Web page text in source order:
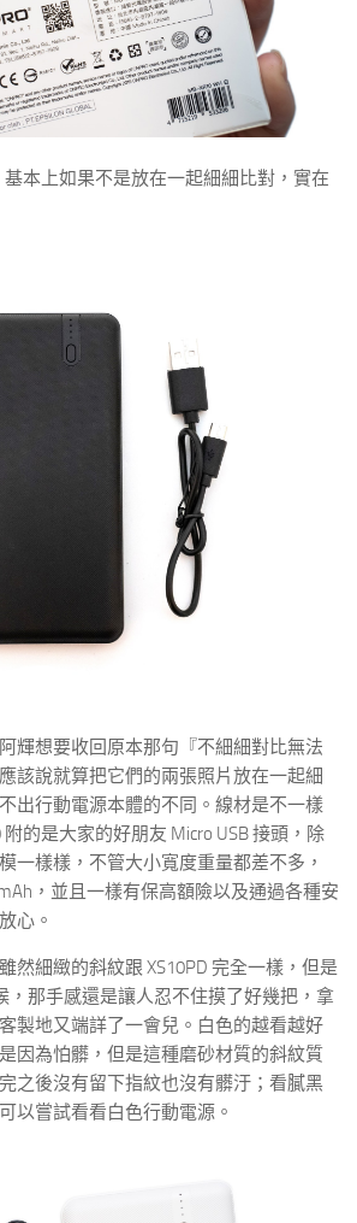
基本上如果不是放在一起細細比對，實在
輝想要收回原本那句『不細細對比無法
該說就算把它們的兩張照片放在一起細
出行動電源本體的不同。線材是不一樣
的是大家的好朋友 Micro USB 接頭，除
一樣樣，不管大小寬度重量都差不多，
，並且一樣有保高額險以及通過各種安
心。
然細緻的斜紋跟 XS10PD 完全一樣，但是
，那手感還是讓人忍不住摸了好幾把，拿
製地又端詳了一會兒。白色的越看越好
因為怕髒，但是這種磨砂材質的斜紋質
之後沒有留下指紋也沒有髒汙；看膩黑
以嘗試看看白色行動電源。